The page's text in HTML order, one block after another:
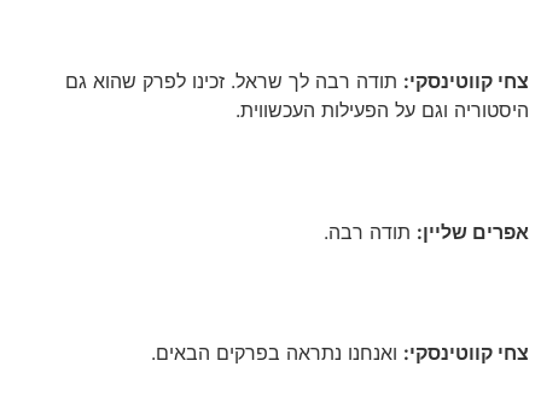
צחי קווטינסקי:תודה רבה לך שראל. זכינו לפרק שהוא גם
היסטוריה וגם על הפעילות העכשווית.
אפרים שליין:תודה רבה.
צחי קווטינסקי:ואנחנו נתראה בפרקים הבאים.